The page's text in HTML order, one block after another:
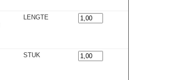
LENGTE
STUK